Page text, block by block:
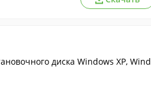
диска Windows XP, Wind